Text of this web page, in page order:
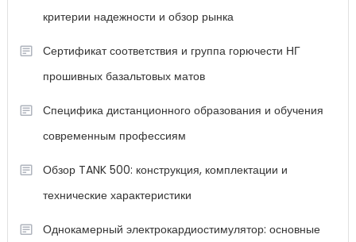
критерии надежности и обзор рынка
Сертификат соответствия и группа горючести НГ
прошивных базальтовых матов
Специфика дистанционного образования и обучения
современным профессиям
Обзор TANK 500: конструкция, комплектации и
технические характеристики
Однокамерный электрокардиостимулятор: основные